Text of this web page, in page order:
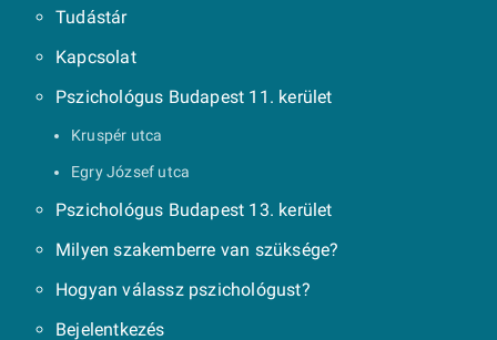
Tudástár
Kapcsolat
Pszichológus Budapest 11. kerület
Kruspér utca
Egry József utca
Pszichológus Budapest 13. kerület
Milyen szakemberre van szüksége?
Hogyan válassz pszichológust?
Bejelentkezés